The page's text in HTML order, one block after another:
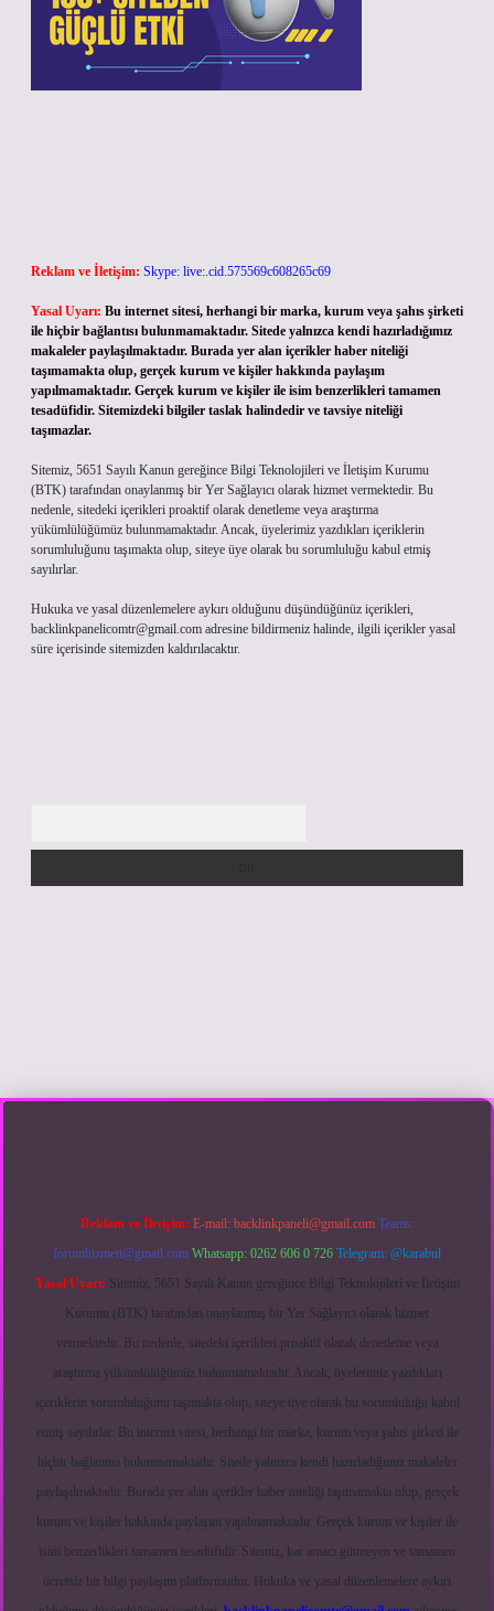
Reklam ve İletişim: Skype: live:.cid.575569c608265c69
Yasal Uyarı: Bu internet sitesi, herhangi bir marka, kurum veya şahıs şirketi
ile hiçbir bağlantısı bulunmamaktadır. Sitede yalnızca kendi hazırladığımız
makaleler paylaşılmaktadır. Burada yer alan içerikler haber niteliği
taşımamakta olup, gerçek kurum ve kişiler hakkında paylaşım
yapılmamaktadır. Gerçek kurum ve kişiler ile isim benzerlikleri tamamen
tesadüfidir. Sitemizdeki bilgiler taslak halindedir ve tavsiye niteliği
taşımazlar.
Sitemiz, 5651 Sayılı Kanun gereğince Bilgi Teknolojileri ve İletişim Kurumu
(BTK) tarafından onaylanmış bir Yer Sağlayıcı olarak hizmet vermektedir. Bu
nedenle, sitedeki içerikleri proaktif olarak denetleme veya araştırma
yükümlülüğümüz bulunmamaktadır. Ancak, üyelerimiz yazdıkları içeriklerin
sorumluluğunu taşımakta olup, siteye üye olarak bu sorumluluğu kabul etmiş
sayılırlar.
Hukuka ve yasal düzenlemelere aykırı olduğunu düşündüğünüz içerikleri,
backlinkpanelicomtr@gmail.com adresine bildirmeniz halinde, ilgili içerikler yasal
süre içerisinde sitemizden kaldırılacaktır.
yaphttps://betexpergir.net/
Reklam ve İletişim: E-mail: backlinkpaneli@gmail.com Teams:
forumhizmeti@gmail.com Whatsapp: 0262 606 0 726 Telegram: @karabul
Yasal Uyarı: Sitemiz, 5651 Sayılı Kanun gereğince Bilgi Teknolojileri ve İletişim
Kurumu (BTK) tarafından onaylanmış bir Yer Sağlayıcı olarak hizmet
vermektedir. Bu nedenle, sitedeki içerikleri proaktif olarak denetleme veya
araştırma yükümlülüğümüz bulunmamaktadır. Ancak, üyelerimiz yazdıkları
içeriklerin sorumluluğunu taşımakta olup, siteye üye olarak bu sorumluluğu kabul
etmiş sayılırlar. Bu internet sitesi, herhangi bir marka, kurum veya şahıs şirketi ile
hiçbir bağlantısı bulunmamaktadır. Sitede yalnızca kendi hazırladığımız makaleler
paylaşılmaktadır. Burada yer alan içerikler haber niteliği taşımamakta olup, gerçek
kurum ve kişiler hakkında paylaşım yapılmamaktadır. Gerçek kurum ve kişiler ile
isim benzerlikleri tamamen tesadüfidir. Sitemiz, kar amacı gütmeyen ve tamamen
ücretsiz bir bilgi paylaşım platformudur. Hukuka ve yasal düzenlemelere aykırı